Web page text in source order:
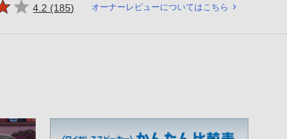
5つの星のうち
4.2 (185件のレビュー
) オーナーレビューについてはこちら